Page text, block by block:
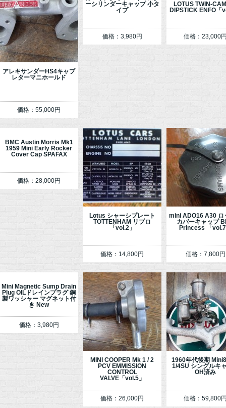
アレキサンダーHS4キャブ
レターマニホールド
価格：55,000円
ーシリンダーキャップ 小タ
イプ
価格：3,980円
LOTUS TWIN-
DIPSTICK ENFO「
価格：23,000
BMC Austin Morris Mk1
1959 Mini Early Rocker
Cover Cap SPAFAX
価格：28,000円
Lotus シャーシプレート
TOTTENHAM リプロ
「vol.2」
価格：14,800円
mini ADO16 A30 ロ
カバーキャップ
Princess 「
価格：7,800円
Mini Magnetic Sump Drain
Plug OILドレインプラグ 銅
製ワッシャー マグネット付
き New
価格：3,980円
MINI COOPER Mk 1 / 2
PCV EMMISSION
CONTROL
VALVE「vol.5」
価格：26,000円
1960年代後期
1/4SU シングル
OH済み
価格：59,800